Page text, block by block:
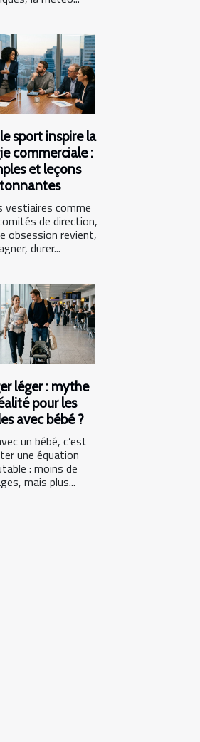
sport inspire la
commerciale :
et leçons
vestiaires comme
de direction,
obsession revient,
durer...
léger : mythe
pour les
avec bébé ?
un bébé, c’est
une équation
: moins de
mais plus...